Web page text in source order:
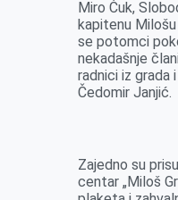
Miro Ćuk,
kapitenu
se potomci
nekadašnje
radnici iz grada
Čedomir Janjić.
Zajedno su
centar „Miloš